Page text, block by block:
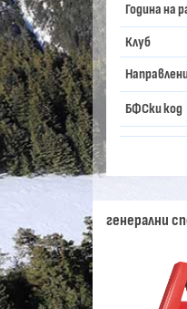
Година на
Клуб
БФСки код
генерални